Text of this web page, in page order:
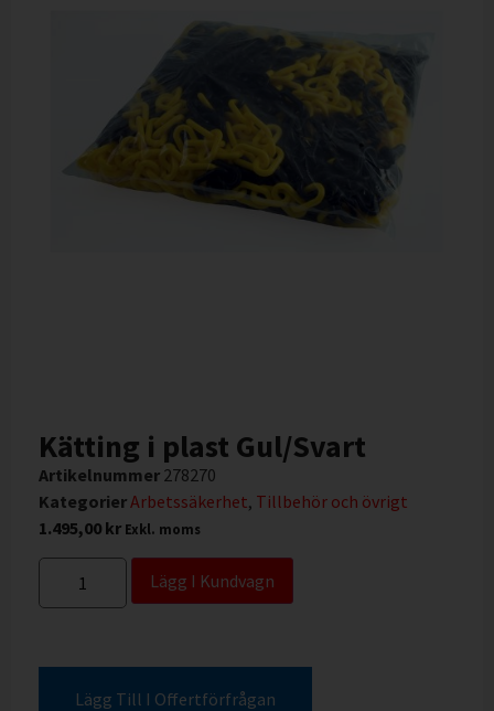
Kätting i plast Gul/Svart
Artikelnummer 278270
KategorierArbetssäkerhet, Tillbehör och övrigt
1.495,00 kr Exkl. moms
Lägg I Kundvagn
Lägg Till I Offertförfrågan